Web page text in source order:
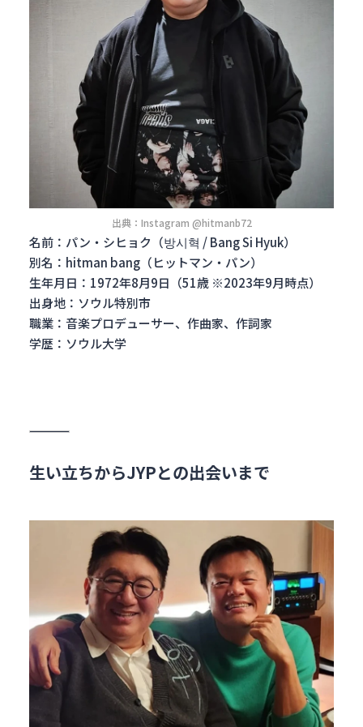
出典：Instagram @hitmanb72
名前：パン・シヒョク（방시혁 / Bang Si Hyuk）
別名：hitman bang（ヒットマン・パン）
生年月日：1972年8月9日（51歳 ※2023年9月時点）
出身地：ソウル特別市
職業：音楽プロデューサー、作曲家、作詞家
学歴：ソウル大学
生い立ちからJYPとの出会いまで